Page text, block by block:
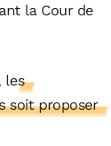
la Cour de
les
soit proposer